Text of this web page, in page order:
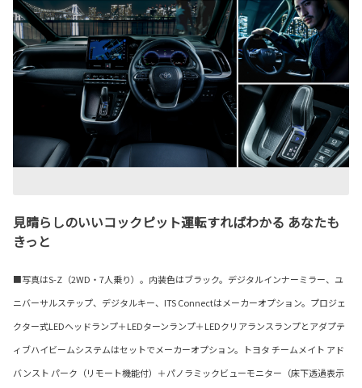
見晴らしのいいコックピット運転すればわかる あなたも
きっと
■写真はS-Z（2WD・7人乗り）。内装色はブラック。デジタルインナーミラー、ユ
ニバーサルステップ、デジタルキー、ITS Connectはメーカーオプション。プロジェ
クター式LEDヘッドランプ＋LEDターンランプ＋LEDクリアランスランプとアダプテ
ィブハイビームシステムはセットでメーカーオプション。トヨタ チームメイト アド
バンスト パーク（リモート機能付）＋パノラミックビューモニター（床下透過表示